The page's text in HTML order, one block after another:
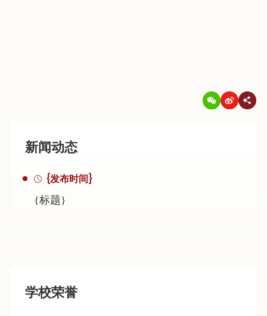
新闻动态
{发布时间}
{标题}
学校荣誉